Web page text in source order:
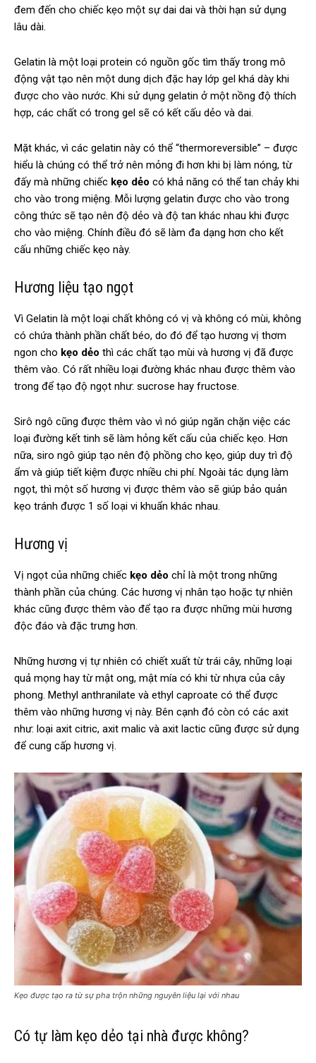
đem đến cho chiếc kẹo một sự dai dai và thời hạn sử dụng
lâu dài.
Gelatin là một loại protein có nguồn gốc tìm thấy trong mô
động vật tạo nên một dung dịch đặc hay lớp gel khá dày khi
được cho vào nước. Khi sử dụng gelatin ở một nồng độ thích
hợp, các chất có trong gel sẽ có kết cấu dẻo và dai.
Mặt khác, vì các gelatin này có thể “thermoreversible” – được
hiểu là chúng có thể trở nên mỏng đi hơn khi bị làm nóng, từ
đấy mà những chiếc kẹo dẻo có khả năng có thể tan chảy khi
cho vào trong miệng. Mỗi lượng gelatin được cho vào trong
công thức sẽ tạo nên độ dẻo và độ tan khác nhau khi được
cho vào miệng. Chính điều đó sẽ làm đa dạng hơn cho kết
cấu những chiếc kẹo này.
Hương liệu tạo ngọt
Vì Gelatin là một loại chất không có vị và không có mùi, không
có chứa thành phần chất béo, do đó để tạo hương vị thơm
ngon cho kẹo dẻo thì các chất tạo mùi và hương vị đã được
thêm vào. Có rất nhiều loại đường khác nhau được thêm vào
trong để tạo độ ngọt như: sucrose hay fructose.
Sirô ngô cũng được thêm vào vì nó giúp ngăn chặn việc các
loại đường kết tinh sẽ làm hỏng kết cấu của chiếc kẹo. Hơn
nữa, siro ngô giúp tạo nên độ phồng cho kẹo, giúp duy trì độ
ẩm và giúp tiết kiệm được nhiều chi phí. Ngoài tác dụng làm
ngọt, thì một số hương vị được thêm vào sẽ giúp bảo quản
kẹo tránh được 1 số loại vi khuẩn khác nhau.
Hương vị
Vị ngọt của những chiếc kẹo dẻo chỉ là một trong những
thành phần của chúng. Các hương vị nhân tạo hoặc tự nhiên
khác cũng được thêm vào để tạo ra được những mùi hương
độc đáo và đặc trưng hơn.
Những hương vị tự nhiên có chiết xuất từ trái cây, những loại
quả mọng hay từ mật ong, mật mía có khi từ nhựa của cây
phong. Methyl anthranilate và ethyl caproate có thể được
thêm vào những hương vị này. Bên cạnh đó còn có các axit
như: loại axit citric, axit malic và axit lactic cũng được sử dụng
để cung cấp hương vị.
Kẹo được tạo ra từ sự pha trộn những nguyên liệu lại với nhau
Có tự làm kẹo dẻo tại nhà được không?